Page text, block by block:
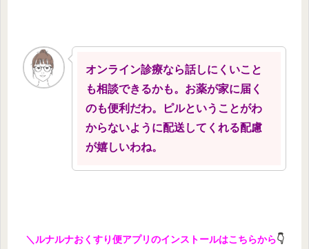
オンライン診療なら話しにくいこと
も相談できるかも。お薬が家に届く
のも便利だわ。ピルということがわ
からないように配送してくれる配慮
が嬉しいわね。
＼ルナルナおくすり便アプリのインストールはこちらから👇